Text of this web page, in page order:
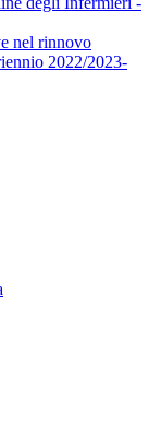
nel rinnovo
2022/2023-